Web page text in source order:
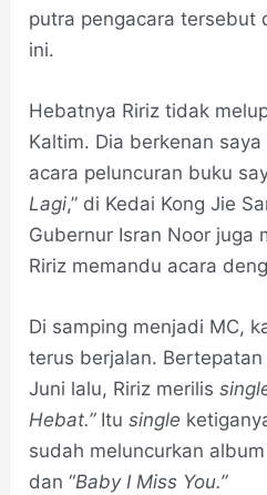
putra pengacara tersebut
ini.
Hebatnya Ririz tidak
Kaltim. Dia berkenan
acara peluncuran buku
Lagi,” di Kedai Kong Jie
Gubernur Isran Noor juga
Ririz memandu acara
Di samping menjadi MC,
terus berjalan.
Juni lalu, Ririz merilis
Hebat.” Itusingle
sudah meluncurkan album
dan “Baby I Miss You.”